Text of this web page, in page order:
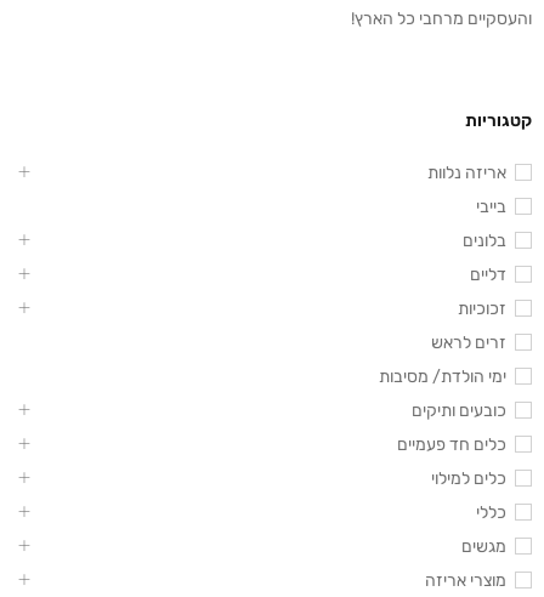
והעסקיים מרחבי כל הארץ!
קטגוריות
אריזה נלוות
בייבי
בלונים
דליים
זכוכיות
זרים לראש
ימי הולדת/ מסיבות
כובעים ותיקים
כלים חד פעמיים
כלים למילוי
כללי
מגשים
מוצרי אריזה